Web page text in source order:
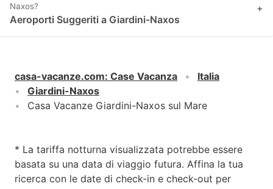
Naxos?
Aeroporti Suggeriti a Giardini-Naxos
+
casa-vacanze.com: Case Vacanza
Italia
Giardini-Naxos
Casa Vacanze Giardini-Naxos sul Mare
* La tariffa notturna visualizzata potrebbe essere
basata su una data di viaggio futura. Affina la tua
ricerca con le date di check-in e check-out per